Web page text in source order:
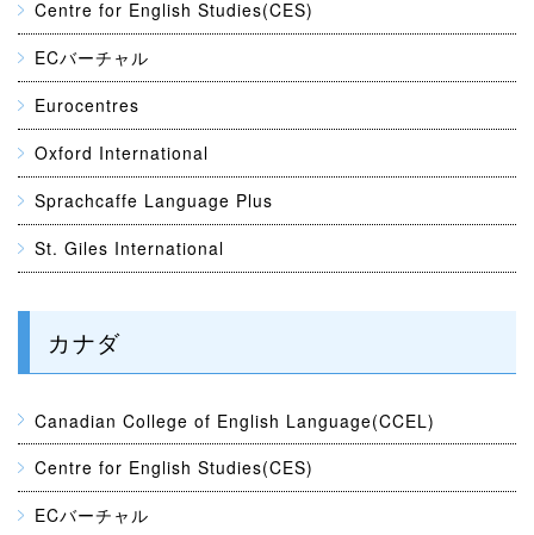
Centre for English Studies(CES)
ECバーチャル
Eurocentres
Oxford International
Sprachcaffe Language Plus
St. Giles International
カナダ
Canadian College of English Language(CCEL)
Centre for English Studies(CES)
ECバーチャル